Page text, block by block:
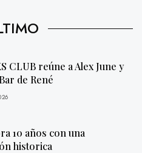
CLUB reúne a Alex June y
de René
10 años con una
historica